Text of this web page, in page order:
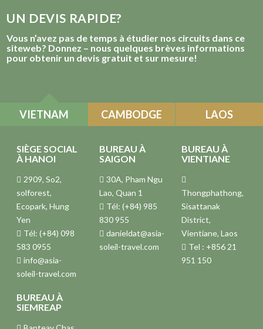
UN DEVIS RAPIDE?
Vous n’avez pas de temps à étudier nos circuits dans ce
siteweb? Donnez – nous quelques brèves informations
pour obtenir un devis gratuit et sur mesure!
VIETNAM CAMBODGE LAOS
SIÈGE SOCIAL
À HANOI
2909, So2,
solforest,
Ecopark, Hung
Yen
Tél: (+84) 098
583 0955
info@asia-
soleil-travel.com
BUREAU À
SAIGON
30A, Pham Ngu
Lao, Quan 1
Tél: (+84) 985
830 955
danieldat@asia-
soleil-travel.com
BUREAU À
VIENTIANE
Thongphathong,
Sisattanak
District,
Vientiane, Laos
Tel : +856 21
951 150
BUREAU À
SIEMREAP